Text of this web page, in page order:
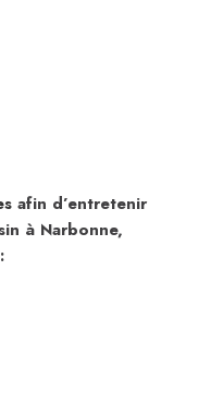
afin d’entretenir
à Narbonne,